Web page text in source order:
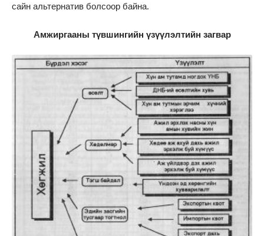
сайн альтернатив болсоор байна.
Амжиргааны түвшингийн үзүүлэлтийн загвар